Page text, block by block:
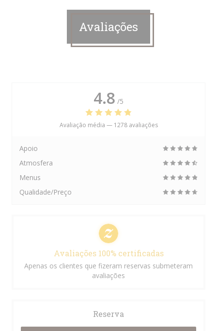
Avaliações
4.8 /5
Avaliação média — 1278 avaliações
Apoio
Atmosfera
Menus
Qualidade/Preço
Avaliações 100% certificadas
Apenas os clientes que fizeram reservas submeteram
avaliações
Reserva